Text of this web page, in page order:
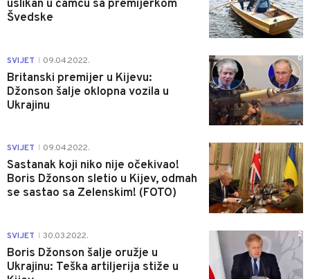
uslikan u čamcu sa premijerkom
Švedske
SVIJET 09.04.2022.
Britanski premijer u Kijevu:
Džonson šalje oklopna vozila u
Ukrajinu
0
SVIJET 09.04.2022.
Sastanak koji niko nije očekivao!
Boris Džonson sletio u Kijev, odmah
se sastao sa Zelenskim! (FOTO)
1
SVIJET 30.03.2022.
Boris Džonson šalje oružje u
Ukrajinu: Teška artiljerija stiže u
2